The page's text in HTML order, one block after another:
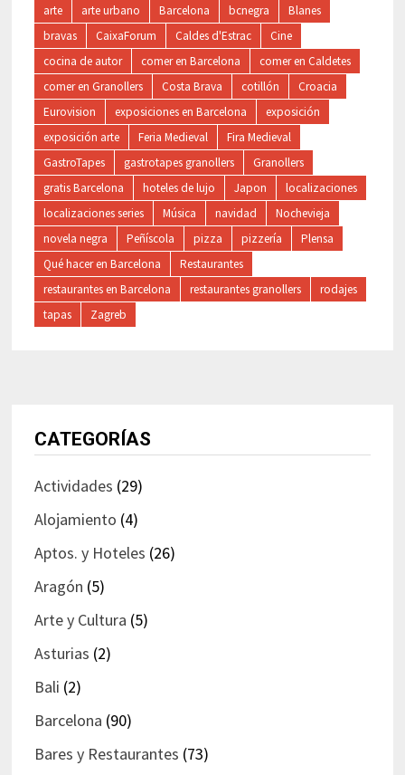
arte arte urbano Barcelona bcnegra
Blanes
bravas
CaixaForum Caldes d'Estrac
Cine
cocina de autor
comer en Barcelona
comer en Caldetes
comer en Granollers
Costa Brava cotillón
Croacia
Eurovision
exposiciones en Barcelona
exposición
exposición arte
Feria Medieval
Fira Medieval
GastroTapes
gastrotapes granollers
Granollers
gratis Barcelona
hoteles de lujo Japon
localizaciones
localizaciones series
Música navidad
Nochevieja
novela negra
Peñíscola pizza pizzería
Plensa
Qué hacer en Barcelona
Restaurantes
restaurantes en Barcelona
restaurantes granollers
rodajes
tapas
Zagreb
CATEGORÍAS
Actividades (29)
Alojamiento (4)
Aptos. y Hoteles (26)
Aragón (5)
Arte y Cultura (5)
Asturias (2)
Bali (2)
Barcelona (90)
Bares y Restaurantes (73)